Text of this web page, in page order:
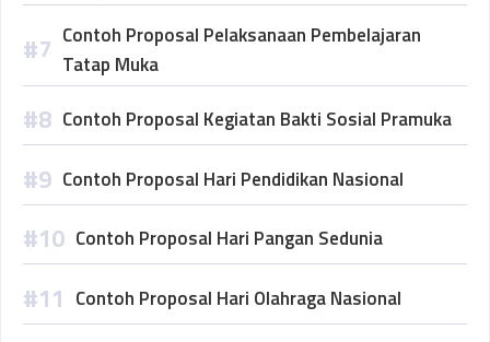
Contoh Proposal Pelaksanaan Pembelajaran
Tatap Muka
Contoh Proposal Kegiatan Bakti Sosial Pramuka
Contoh Proposal Hari Pendidikan Nasional
Contoh Proposal Hari Pangan Sedunia
Contoh Proposal Hari Olahraga Nasional